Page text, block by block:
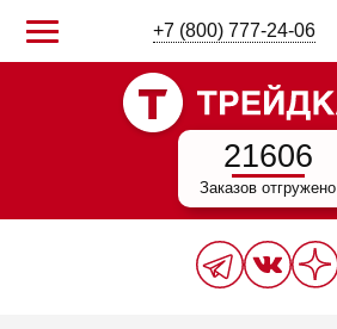
+7 (800) 777-24-06
21606
Заказов отгружено